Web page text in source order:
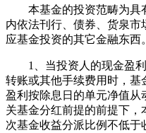
本基金的投资范畴为具
内依法刊行、债券、货泉
应基金投资的其它金融东西。
1、当投资人的现金盈利
转账或其他手续费用时，基
盈利按除息日的单元净值从
关基金分红前提的前提下
次基金收益分派比例不低